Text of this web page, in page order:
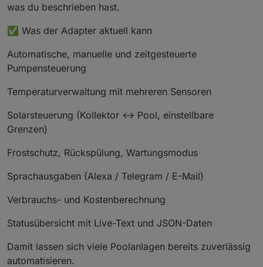
was du beschrieben hast.
✅ Was der Adapter aktuell kann
Automatische, manuelle und zeitgesteuerte
Pumpensteuerung
Temperaturverwaltung mit mehreren Sensoren
Solarsteuerung (Kollektor ↔ Pool, einstellbare
Grenzen)
Frostschutz, Rückspülung, Wartungsmodus
Sprachausgaben (Alexa / Telegram / E-Mail)
Verbrauchs- und Kostenberechnung
Statusübersicht mit Live-Text und JSON-Daten
Damit lassen sich viele Poolanlagen bereits zuverlässig
automatisieren.